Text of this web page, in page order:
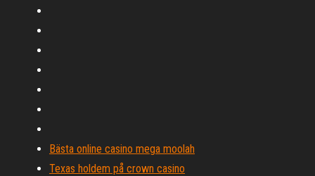
Bästa online casino mega moolah
Texas holdem på crown casino